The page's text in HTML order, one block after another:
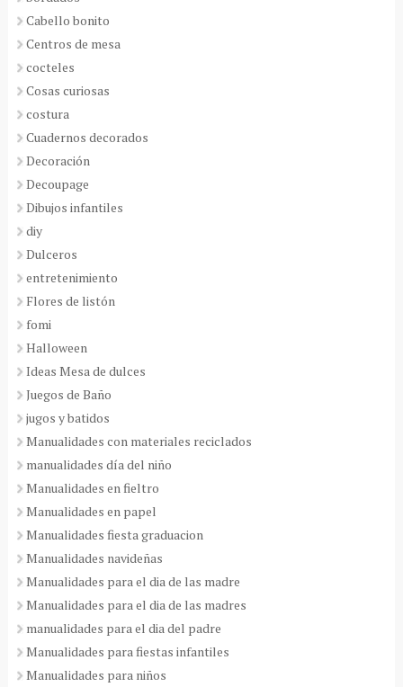
Cabello bonito
Centros de mesa
cocteles
Cosas curiosas
costura
Cuadernos decorados
Decoración
Decoupage
Dibujos infantiles
diy
Dulceros
entretenimiento
Flores de listón
fomi
Halloween
Ideas Mesa de dulces
Juegos de Baño
jugos y batidos
Manualidades con materiales reciclados
manualidades día del niño
Manualidades en fieltro
Manualidades en papel
Manualidades fiesta graduacion
Manualidades navideñas
Manualidades para el dia de las madre
Manualidades para el dia de las madres
manualidades para el dia del padre
Manualidades para fiestas infantiles
Manualidades para niños